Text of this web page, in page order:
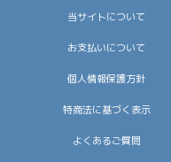
当サイトについて
お支払いについて
個人情報保護方針
特商法に基づく表示
よくあるご質問